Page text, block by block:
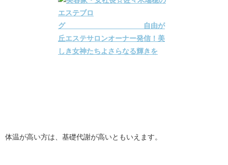
体温が高い方は、基礎代謝が高いともいえます。